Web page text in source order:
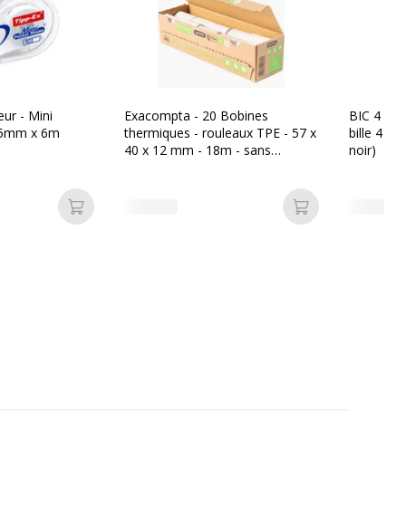
- Mini
x 6m
Ajouter au panier
Exacompta - 20 Bobines
thermiques - rouleaux TPE - 57 x
40 x 12 mm - 18m - sans
Ajouter au
BIC 4
bille 4
noir)